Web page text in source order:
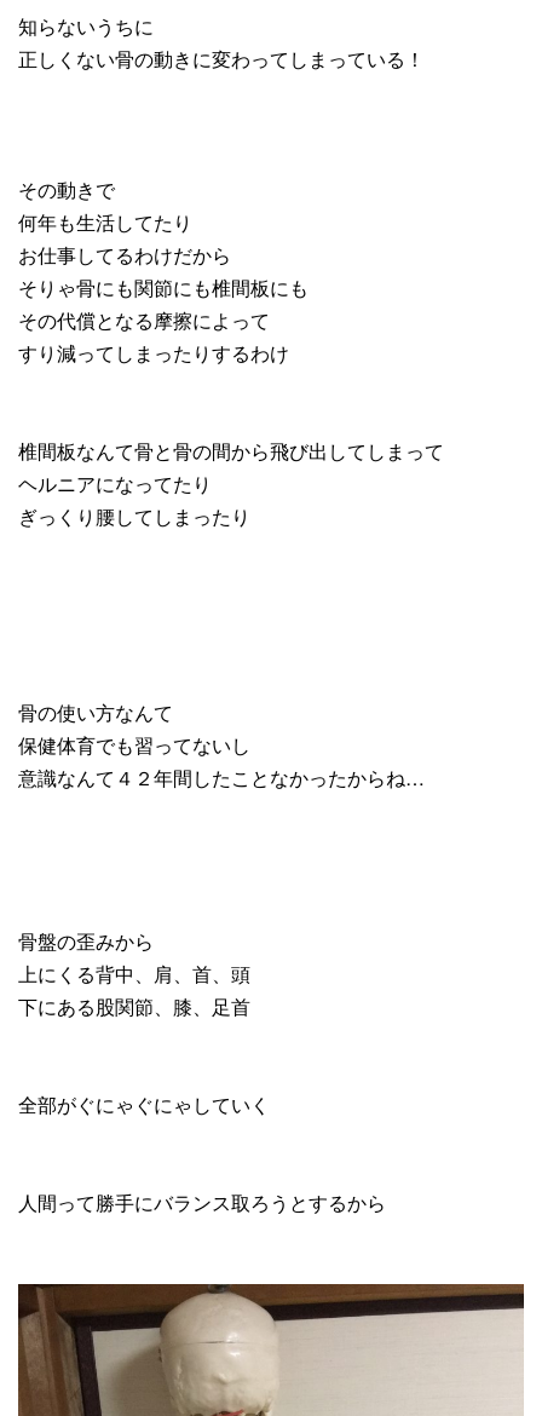
知らないうちに
正しくない骨の動きに変わってしまっている！
その動きで
何年も生活してたり
お仕事してるわけだから
そりゃ骨にも関節にも椎間板にも
その代償となる摩擦によって
すり減ってしまったりするわけ
椎間板なんて骨と骨の間から飛び出してしまって
ヘルニアになってたり
ぎっくり腰してしまったり
骨の使い方なんて
保健体育でも習ってないし
意識なんて４２年間したことなかったからね…
骨盤の歪みから
上にくる背中、肩、首、頭
下にある股関節、膝、足首
全部がぐにゃぐにゃしていく
人間って勝手にバランス取ろうとするから